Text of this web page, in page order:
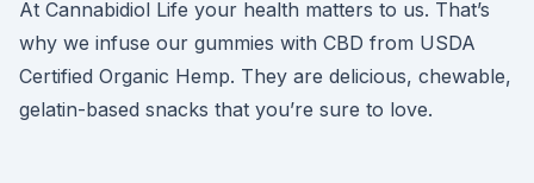
At Cannabidiol Life your health matters to us. That’s
why we infuse our gummies with CBD from USDA
Certified Organic Hemp. They are delicious, chewable,
gelatin-based snacks that you’re sure to love.